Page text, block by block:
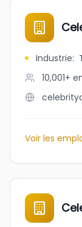
Industrie:
10,001+
Voir les